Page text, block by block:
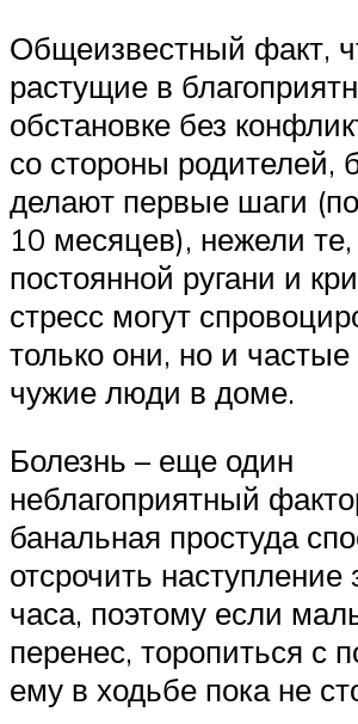
Общеизвестный факт,
растущие в
обстановке без
со стороны родителей,
делают первые шаги
10 месяцев), нежели те,
постоянной ругани и
стресс могут
только они, но и
чужие люди в доме.
Болезнь – еще один
неблагоприятный
банальная простуда
отсрочить наступление
часа, поэтому если
перенес, торопиться с
ему в ходьбе пока не